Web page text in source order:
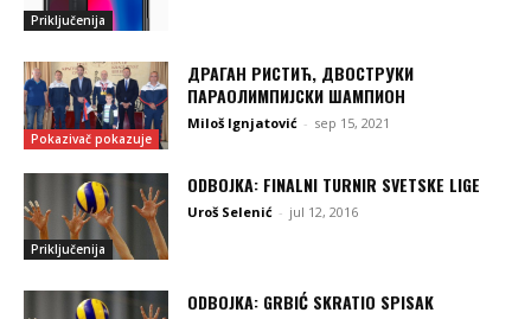
Priključenija
Pokazivač pokazuje
ДРАГАН РИСТИЋ, ДВОСТРУКИ
ПАРАОЛИМПИЈСКИ ШАМПИОН
Miloš Ignjatović - sep 15, 2021
Priključenija
ODBOJKA: FINALNI TURNIR SVETSKE LIGE
Uroš Selenić - jul 12, 2016
ODBOJKA: GRBIĆ SKRATIO SPISAK